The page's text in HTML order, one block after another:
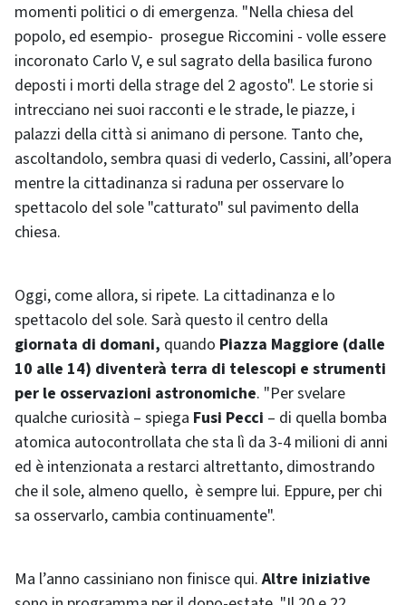
momenti politici o di emergenza. "Nella chiesa del
popolo, ed esempio- prosegue Riccomini - volle essere
incoronato Carlo V, e sul sagrato della basilica furono
deposti i morti della strage del 2 agosto". Le storie si
intrecciano nei suoi racconti e le strade, le piazze, i
palazzi della città si animano di persone. Tanto che,
ascoltandolo, sembra quasi di vederlo, Cassini, all’opera
mentre la cittadinanza si raduna per osservare lo
spettacolo del sole "catturato" sul pavimento della
chiesa.
Oggi, come allora, si ripete. La cittadinanza e lo
spettacolo del sole. Sarà questo il centro della
giornata di domani, quando Piazza Maggiore (dalle
10 alle 14) diventerà terra di telescopi e strumenti
per le osservazioni astronomiche. "Per svelare
qualche curiosità – spiega Fusi Pecci – di quella bomba
atomica autocontrollata che sta lì da 3-4 milioni di anni
ed è intenzionata a restarci altrettanto, dimostrando
che il sole, almeno quello, è sempre lui. Eppure, per chi
sa osservarlo, cambia continuamente".
Ma l’anno cassiniano non finisce qui.Altre iniziative